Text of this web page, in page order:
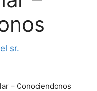
sr.
– Conociendonos